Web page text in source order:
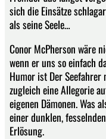
sich die Einsätze
als seine Seele…
Conor McPherson wäre
wenn er uns so einfach
Humor ist Der
zugleich eine Allegorie
eigenen Dämonen. Was
einer dunklen,
Erlösung.